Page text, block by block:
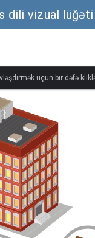
dili vizual lüğəti
üçün bir dəfə